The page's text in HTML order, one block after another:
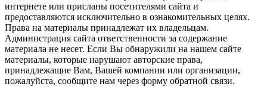
интернете или присланы посетителями сайта и
предоставляются исключительно в ознакомительных целях.
Права на материалы принадлежат их владельцам.
Администрация сайта ответственности за содержание
материала не несет. Если Вы обнаружили на нашем сайте
материалы, которые нарушают авторские права,
принадлежащие Вам, Вашей компании или организации,
пожалуйста, сообщите нам через форму обратной связи.